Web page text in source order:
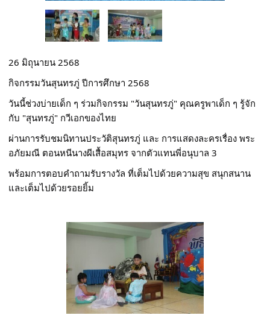
26 มิถุนายน 2568
กิจกรรมวันสุนทรภู่ ปีการศึกษา 2568
วันนี้ช่วงบ่ายเด็ก ๆ ร่วมกิจกรรม "วันสุนทรภู่" คุณครูพาเด็ก ๆ รู้จัก
กับ "สุนทรภู่" กวีเอกของไทย
ผ่านการรับชมนิทานประวัติสุนทรภู่ และ การแสดงละครเรื่อง พระ
อภัยมณี ตอนหนีนางผีเสื้อสมุทร จากตัวแทนพี่อนุบาล 3
พร้อมการตอบคำถามรับรางวัล ที่เต็มไปด้วยความสุข สนุกสนาน
และเต็มไปด้วยรอยยิ้ม